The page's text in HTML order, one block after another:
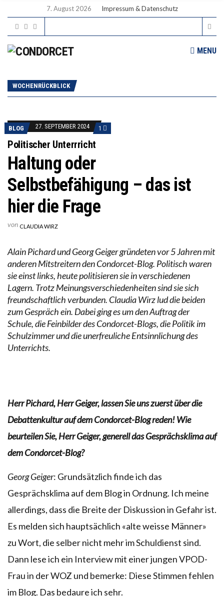
7. August 2026 Impressum & Datenschutz
MENU
WOCHENRÜCKBLICK
BLOG 27. SEPTEMBER 2024 1
Politischer Unterrricht
Haltung oder
Selbstbefähigung – das ist
hier die Frage
von CLAUDIA WIRZ
Alain Pichard und Georg Geiger gründeten vor 5 Jahren mit
anderen Mitstreitern den Condorcet-Blog. Politisch waren
sie einst links, heute politisieren sie in verschiedenen
Lagern. Trotz Meinungsverschiedenheiten sind sie sich
freundschaftlich verbunden. Claudia Wirz lud die beiden
zum Gespräch ein. Dabei ging es um den Auftrag der
Schule, die Feinbilder des Condorcet-Blogs, die Politik im
Schulzimmer und die unerfreuliche Entsinnlichung des
Unterrichts.
Herr Pichard, Herr Geiger, lassen Sie uns zuerst über die
Debattenkultur auf dem Condorcet-Blog reden! Wie
beurteilen Sie, Herr Geiger, generell das Gesprächsklima auf
dem Condorcet-Blog?
Georg Geiger: Grundsätzlich finde ich das
Gesprächsklima auf dem Blog in Ordnung. Ich meine
allerdings, dass die Breite der Diskussion in Gefahr ist.
Es melden sich hauptsächlich «alte weisse Männer»
zu Wort, die selber nicht mehr im Schuldienst sind.
Dann lese ich ein Interview mit einer jungen VPOD-
Frau in der WOZ und bemerke: Diese Stimmen fehlen
im Blog. Das bedaure ich sehr.